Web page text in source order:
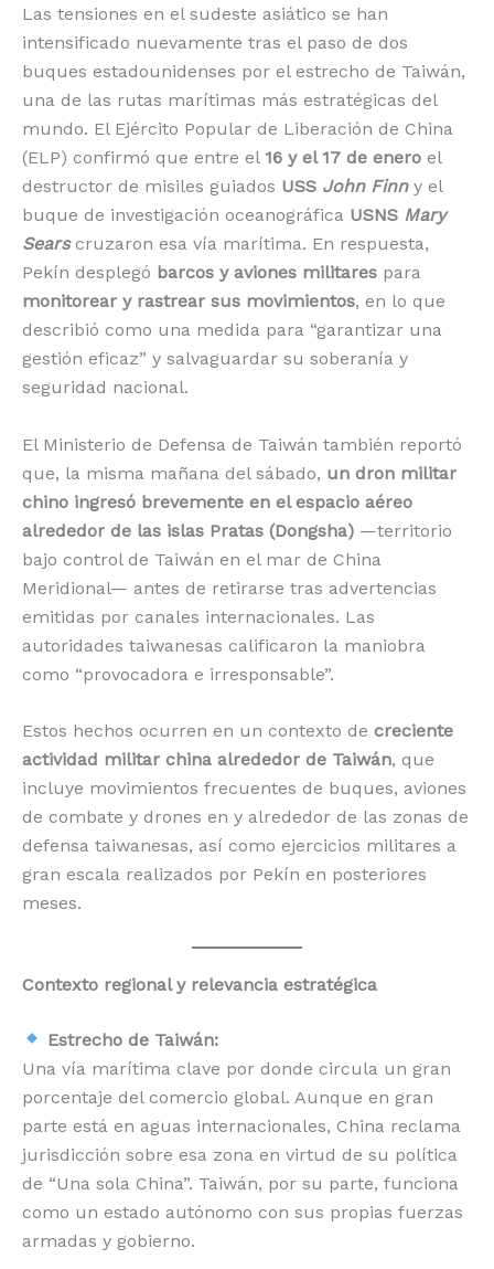
o
k
p
k
r
Las tensiones en el sudeste asiático se han
intensificado nuevamente tras el paso de dos
buques estadounidenses por el estrecho de Taiwán,
una de las rutas marítimas más estratégicas del
mundo. El Ejército Popular de Liberación de China
(ELP) confirmó que entre el 16 y el 17 de enero el
destructor de misiles guiados USS John Finny el
buque de investigación oceanográfica USNS Mary
Searscruzaron esa vía marítima. En respuesta,
Pekín desplegó barcos y aviones militares para
monitorear y rastrear sus movimientos, en lo que
describió como una medida para “garantizar una
gestión eficaz” y salvaguardar su soberanía y
seguridad nacional.
El Ministerio de Defensa de Taiwán también reportó
que, la misma mañana del sábado, un dron militar
chino ingresó brevemente en el espacio aéreo
alrededor de las islas Pratas (Dongsha) —territorio
bajo control de Taiwán en el mar de China
Meridional— antes de retirarse tras advertencias
emitidas por canales internacionales. Las
autoridades taiwanesas calificaron la maniobra
como “provocadora e irresponsable”.
Estos hechos ocurren en un contexto de creciente
actividad militar china alrededor de Taiwán, que
incluye movimientos frecuentes de buques, aviones
de combate y drones en y alrededor de las zonas de
defensa taiwanesas, así como ejercicios militares a
gran escala realizados por Pekín en posteriores
meses.
Contexto regional y relevancia estratégica
Estrecho de Taiwán:
Una vía marítima clave por donde circula un gran
porcentaje del comercio global. Aunque en gran
parte está en aguas internacionales, China reclama
jurisdicción sobre esa zona en virtud de su política
de “Una sola China”. Taiwán, por su parte, funciona
como un estado autónomo con sus propias fuerzas
armadas y gobierno.